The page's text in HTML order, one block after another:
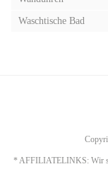
Waschtische Bad
* AFFILIATELINKS: Wir